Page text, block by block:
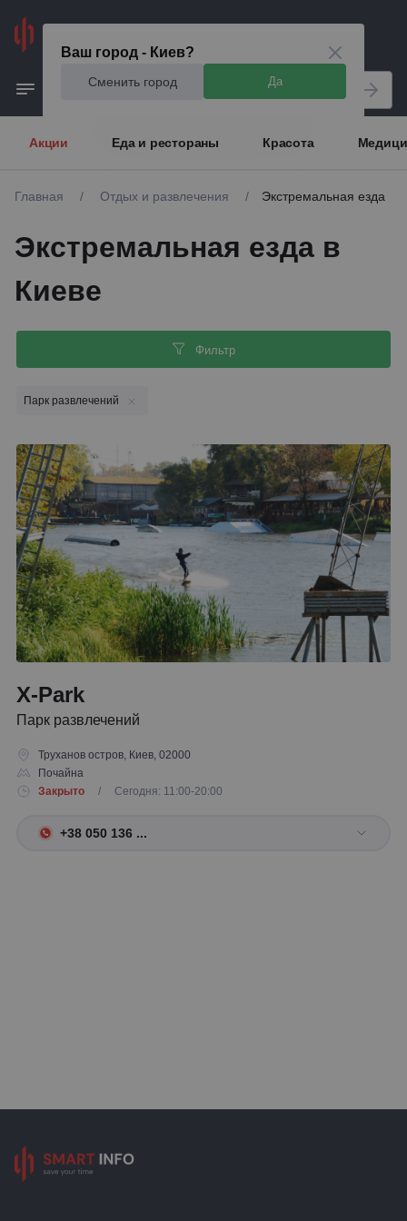
Ваш город - Киев?
Сменить город Да
Акции Еда и рестораны Красота
Главная / Отдых и развлечения / Экстремальная езда
Экстремальная езда в
Киеве
Фильтр
Парк развлечений
X-Park
Парк развлечений
Труханов остров, Киев, 02000
Почайна
Закрыто
/ Сегодня: 11:00-20:00
+38 050 136 ...